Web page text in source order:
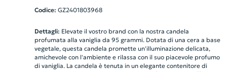
Codice: GZ2401803968
Dettagli: Elevate il vostro brand con la nostra candela
profumata alla vaniglia da 95 grammi. Dotata di una cera a base
vegetale, questa candela promette un'illuminazione delicata,
amichevole con l'ambiente e rilassa con il suo piacevole profumo
di vaniglia. La candela è tenuta in un elegante contenitore di